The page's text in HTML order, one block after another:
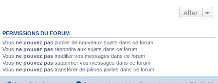
Aller
PERMISSIONS DU FORUM
Vous ne pouvez pas publier de nouveaux sujets dans ce forum
Vous ne pouvez pas répondre aux sujets dans ce forum
Vous ne pouvez pas modifier vos messages dans ce forum
Vous ne pouvez pas supprimer vos messages dans ce forum
Vous ne pouvez pas transférer de pièces jointes dans ce forum